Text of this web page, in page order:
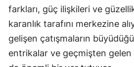
farkları, güç ilişkileri ve
karanlık tarafını merkezine
gelişen çatışmaların
entrikalar ve geçmişten gelen